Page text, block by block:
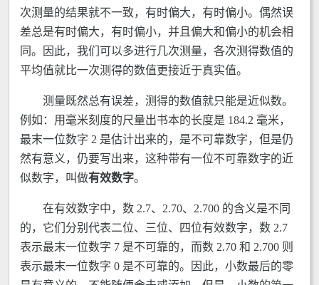
次测量的结果就不一致，有时偏大，有时偏小。偶然误
差总是有时偏大，有时偏小，并且偏大和偏小的机会相
同。因此，我们可以多进行几次测量，各次测得数值的
平均值就比一次测得的数值更接近于真实值。
测量既然总有误差，测得的数值就只能是近似数。
例如：用毫米刻度的尺量出书本的长度是 184.2 毫米，
最末一位数字 2 是估计出来的，是不可靠数字，但是仍
然有意义，仍要写出来，这种带有一位不可靠数字的近
似数字，叫做有效数字。
在有效数字中，数 2.7、2.70、2.700 的含义是不同
的，它们分别代表二位、三位、四位有效数字，数 2.7
表示最末一位数字 7 是不可靠的，而数 2.70 和 2.700 则
表示最末一位数字 0 是不可靠的。因此，小数最后的零